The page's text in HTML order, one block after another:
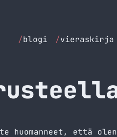
/blogi /vieraskirja
että